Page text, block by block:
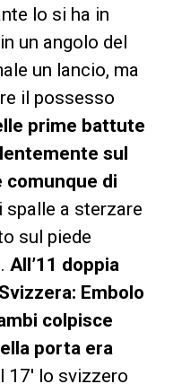
lo si ha in
un angolo del
un lancio, ma
il possesso
prime battute
sul
di
spalle a sterzare
sul piede
All’11 doppia
Embolo
colpisce
porta era
17′ lo svizzero